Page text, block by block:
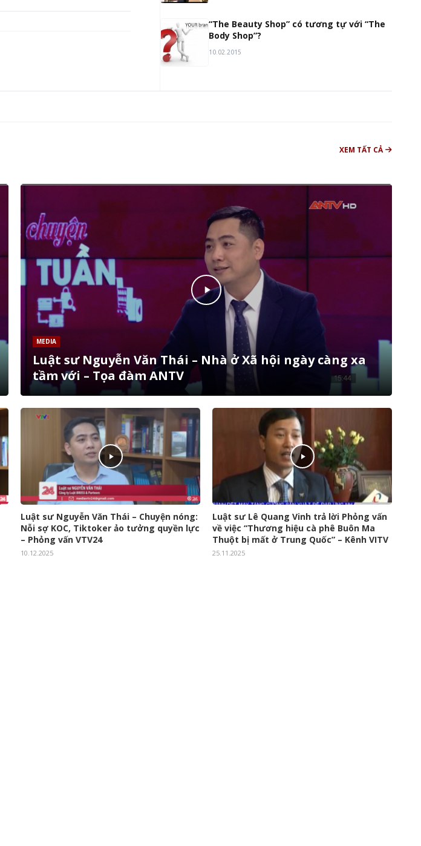
“The Beauty Shop” có tương tự với “The
Body Shop”?
10.02.2015
XEM TẤT CẢ
MEDIA
Luật sư Nguyễn Văn Thái – Nhà ở Xã hội ngày càng xa
tầm với – Tọa đàm ANTV
Luật sư Nguyễn Văn Thái – Chuyện nóng:
Nỗi sợ KOC, Tiktoker ảo tưởng quyền lực
– Phỏng vấn VTV24
10.12.2025
Luật sư Lê Quang Vinh trả lời Phỏng vấn
về việc “Thương hiệu cà phê Buôn Ma
Thuột bị mất ở Trung Quốc” – Kênh VITV
25.11.2025